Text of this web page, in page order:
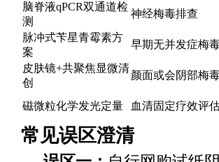
脑脊液qPCR双通道检
测
神经梅毒排查
脉冲式苄星青霉素方
案
早期无并发症梅
皮肤镜+共聚焦显微清
创
颜面或会阴部梅
磁微粒化学发光定量 血清固定疗效评
常见误区澄清